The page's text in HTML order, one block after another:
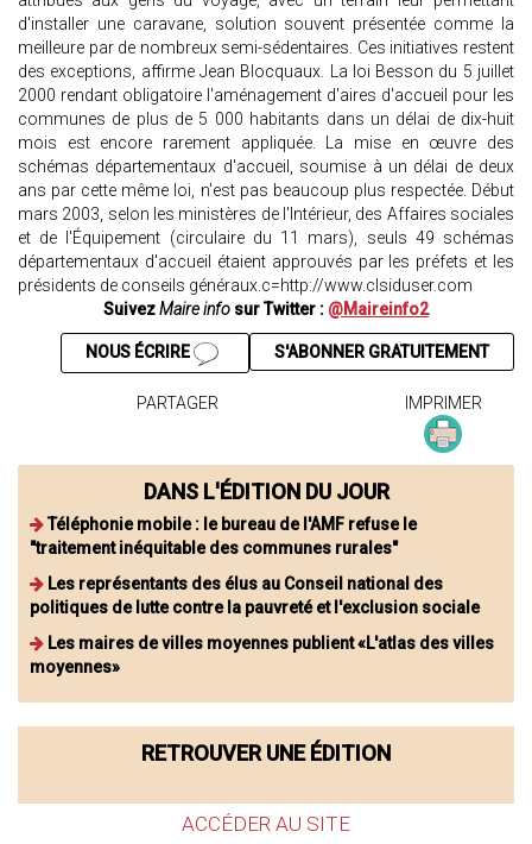
d'installer une caravane, solution souvent présentée comme la
meilleure par de nombreux semi-sédentaires. Ces initiatives restent
des exceptions, affirme Jean Blocquaux. La loi Besson du 5 juillet
2000 rendant obligatoire l'aménagement d'aires d'accueil pour les
communes de plus de 5 000 habitants dans un délai de dix-huit
mois est encore rarement appliquée. La mise en œuvre des
schémas départementaux d'accueil, soumise à un délai de deux
ans par cette même loi, n'est pas beaucoup plus respectée. Début
mars 2003, selon les ministères de l'Intérieur, des Affaires sociales
et de l'Équipement (circulaire du 11 mars), seuls 49 schémas
départementaux d'accueil étaient approuvés par les préfets et les
présidents de conseils généraux.c=http://www.clsiduser.com
SuivezMaire info sur Twitter : @Maireinfo2
S'ABONNER GRATUITEMENT
NOUS ÉCRIRE
PARTAGER IMPRIMER
DANS L'ÉDITION DU JOUR
Téléphonie mobile : le bureau de l'AMF refuse le
"traitement inéquitable des communes rurales"
Les représentants des élus au Conseil national des
politiques de lutte contre la pauvreté et l'exclusion sociale
Les maires de villes moyennes publient «L'atlas des villes
moyennes»
RETROUVER UNE ÉDITION
ACCÉDER AU SITE